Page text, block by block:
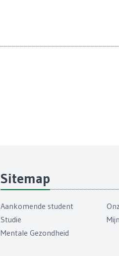
Sitemap
Aankomende student
Studie
Mentale Gezondheid